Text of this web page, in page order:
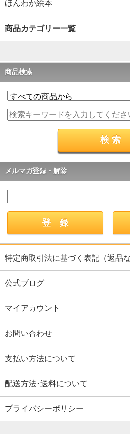
ほんわか絵本
商品カテゴリー一覧
商品検索
メルマガ登録・解除
特定商取引法に基づく表記（返品な
公式ブログ
マイアカウント
お問い合わせ
支払い方法について
配送方法･送料について
プライバシーポリシー